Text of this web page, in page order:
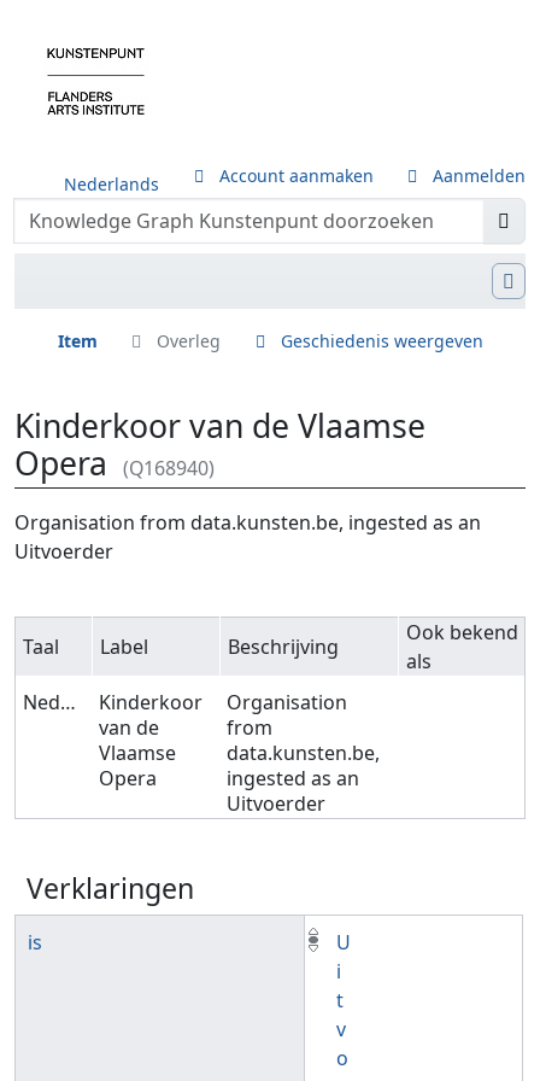
Nederlands Account aanmaken Aanmelden
Item Overleg Geschiedenis weergeven
Kinderkoor van de Vlaamse
Opera
(Q168940)
Ga naar:navigatie,zoeken
Organisation from data.kunsten.be, ingested as an
Uitvoerder
Taal Label Beschrijving
Ook bekend
als
Nederlands
Kinderkoor
van de
Vlaamse
Opera
Organisation
from
data.kunsten.be,
ingested as an
Uitvoerder
Verklaringen
is
U
i
t
v
o